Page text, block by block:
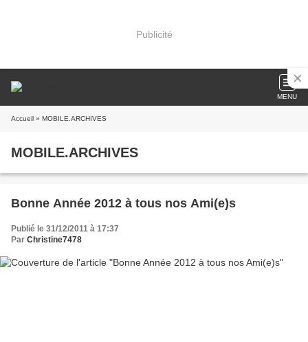
Publicité
MENU
Accueil » MOBILE.ARCHIVES
MOBILE.ARCHIVES
Bonne Année 2012 à tous nos Ami(e)s
Publié le 31/12/2011 à 17:37
Par Christine7478